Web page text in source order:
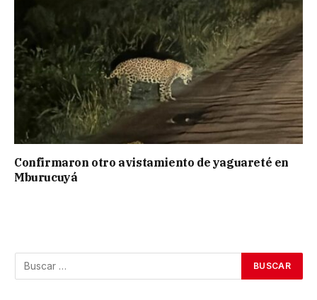
Confirmaron otro avistamiento de yaguareté en
Mburucuyá